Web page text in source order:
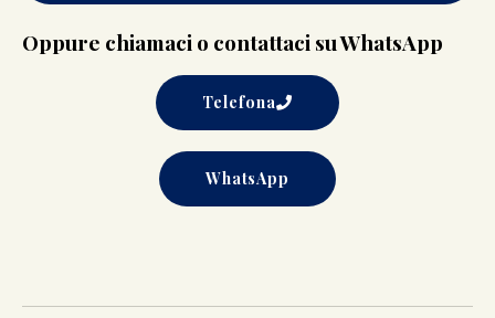
Oppure chiamaci o contattaci su WhatsApp
Telefona
WhatsApp